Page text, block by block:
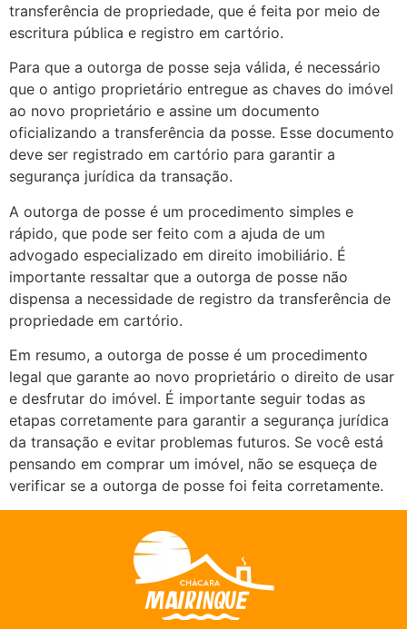
transferência de propriedade, que é feita por meio de
escritura pública e registro em cartório.
Para que a outorga de posse seja válida, é necessário
que o antigo proprietário entregue as chaves do imóvel
ao novo proprietário e assine um documento
oficializando a transferência da posse. Esse documento
deve ser registrado em cartório para garantir a
segurança jurídica da transação.
A outorga de posse é um procedimento simples e
rápido, que pode ser feito com a ajuda de um
advogado especializado em direito imobiliário. É
importante ressaltar que a outorga de posse não
dispensa a necessidade de registro da transferência de
propriedade em cartório.
Em resumo, a outorga de posse é um procedimento
legal que garante ao novo proprietário o direito de usar
e desfrutar do imóvel. É importante seguir todas as
etapas corretamente para garantir a segurança jurídica
da transação e evitar problemas futuros. Se você está
pensando em comprar um imóvel, não se esqueça de
verificar se a outorga de posse foi feita corretamente.